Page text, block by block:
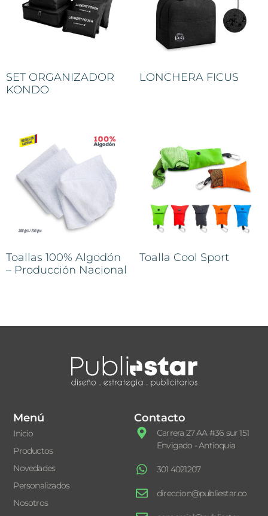
SET ORGANIZADOR
KONDO
LONCHERA FICUS
Toallas 100% Algodón
– Producción Nacional
Toalla Cool Sport
Menú
Inicio
Productos
Novedades
Personalizados
Nosotros
Contacto
Carrera 27 AA #36 sur 151
Envigado - Antioquia
301 4021207
direccion@publiestar.co